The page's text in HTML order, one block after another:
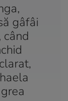
gâfâi
când